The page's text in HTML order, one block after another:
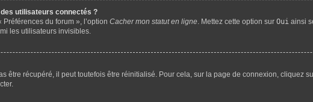
utilisateurs connectés ?
Préférences du forum », l’optionCacher mon statut en ligne. Mettez cette option surOui ainsi
les utilisateurs invisibles.
être récupéré, il peut toutefois être réinitialisé. Pour cela, sur la page de connexion, cliquez